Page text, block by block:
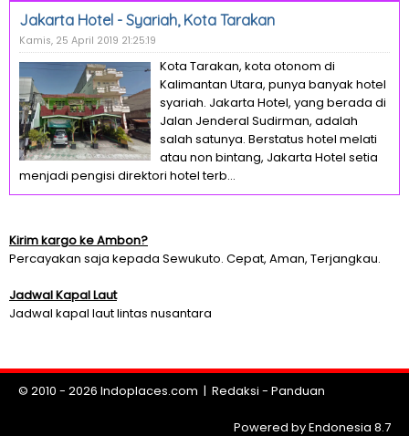
Jakarta Hotel - Syariah, Kota Tarakan
Kamis, 25 April 2019 21:25:19
Kota Tarakan, kota otonom di
Kalimantan Utara, punya banyak hotel
syariah. Jakarta Hotel, yang berada di
Jalan Jenderal Sudirman, adalah
salah satunya. Berstatus hotel melati
atau non bintang, Jakarta Hotel setia
menjadi pengisi direktori hotel terb...
Kirim kargo ke Ambon?
Percayakan saja kepada Sewukuto. Cepat, Aman, Terjangkau.
Jadwal Kapal Laut
Jadwal kapal laut lintas nusantara
© 2010 - 2026 Indoplaces.com | Redaksi - Panduan
Powered by Endonesia 8.7